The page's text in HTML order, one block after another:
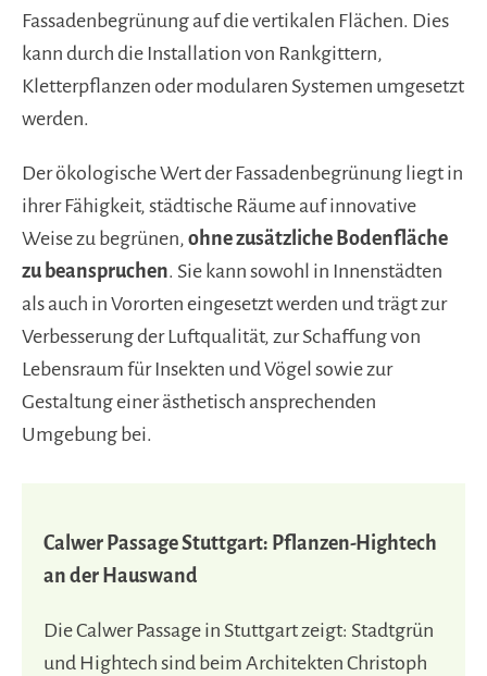
Fassadenbegrünung auf die vertikalen Flächen. Dies
kann durch die Installation von Rankgittern,
Kletterpflanzen oder modularen Systemen umgesetzt
werden.
Der ökologische Wert der Fassadenbegrünung liegt in
ihrer Fähigkeit, städtische Räume auf innovative
Weise zu begrünen, ohne zusätzliche Bodenfläche
zu beanspruchen. Sie kann sowohl in Innenstädten
als auch in Vororten eingesetzt werden und trägt zur
Verbesserung der Luftqualität, zur Schaffung von
Lebensraum für Insekten und Vögel sowie zur
Gestaltung einer ästhetisch ansprechenden
Umgebung bei.
Calwer Passage Stuttgart: Pflanzen-Hightech
an der Hauswand
Die Calwer Passage in Stuttgart zeigt: Stadtgrün
und Hightech sind beim Architekten Christoph